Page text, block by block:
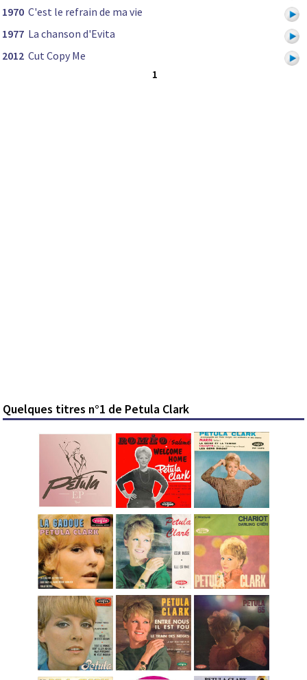
1970 C'est le refrain de ma vie
1977 La chanson d'Evita
2012 Cut Copy Me
1
Quelques titres n°1 de Petula Clark